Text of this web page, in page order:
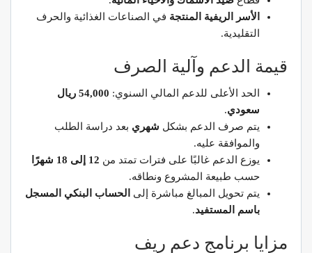
الأسر الريفية المنتجة في الصناعات الغذائية والحرف
التقليدية.
قيمة الدعم وآلية الصرف
الحد الأعلى للدعم المالي السنوي:
54,000 ريال
سعودي.
يتم صرف الدعم بشكل شهري بعد دراسة الطلب
والموافقة عليه.
يوزع الدعم غالبًا على فترات تمتد من 12 إلى 18 شهرًا
حسب طبيعة المشروع ونطاقه.
يتم تحويل المبالغ مباشرة إلى
الحساب البنكي المسجل
باسم المستفيد.
مزايا برنامج دعم ريف